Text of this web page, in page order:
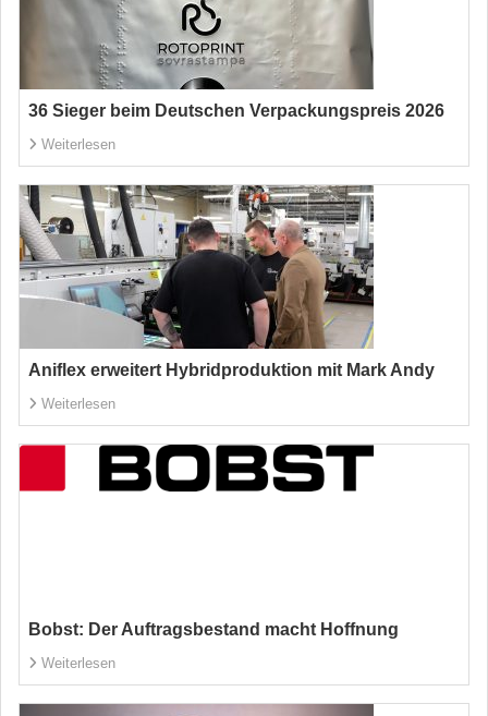
36 Sieger beim Deutschen Verpackungspreis 2026
Weiterlesen
Aniflex erweitert Hybridproduktion mit Mark Andy
Weiterlesen
Bobst: Der Auftragsbestand macht Hoffnung
Weiterlesen